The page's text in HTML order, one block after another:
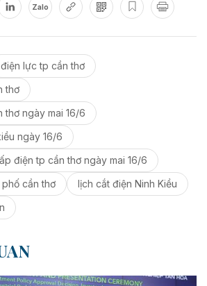
Zalo
điện lực tp cần thơ
thơ
thơ ngày mai 16/6
ngày 16/6
điện tp cần thơ ngày mai 16/6
cần thơ
lịch cắt điện Ninh Kiều